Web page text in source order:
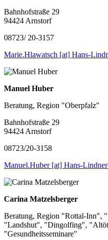
Bahnhofstraße 29
94424 Arnstorf
08723/ 20-3157
Marie.Hlawatsch [at] Hans-
Manuel Huber
Beratung, Region "Oberpfalz"
Bahnhofstraße 29
94424 Arnstorf
08723/20-3158
Manuel.Huber [at] Hans-
Carina Matzelsberger
Beratung, Region "Rottal-Inn",
"Landshut", "Dingolfing",
"Gesundheitsseminare"